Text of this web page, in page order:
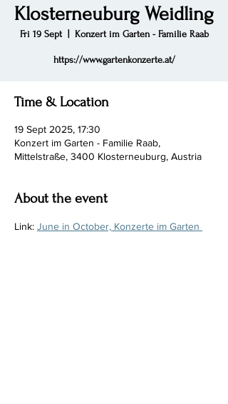
Klosterneuburg Weidling
Fri 19 Sept
  |
Konzert im Garten - Familie Raab
https://www.gartenkonzerte.at/
Time & Location
19 Sept 2025, 17:30
Konzert im Garten - Familie Raab,
Mittelstraße, 3400 Klosterneuburg, Austria
About the event
Link: June in October, Konzerte im Garten